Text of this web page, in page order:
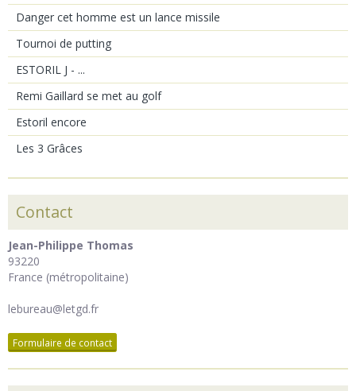
Danger cet homme est un lance missile
Tournoi de putting
ESTORIL J - ...
Remi Gaillard se met au golf
Estoril encore
Les 3 Grâces
Contact
Jean-Philippe Thomas
93220
France (métropolitaine)
lebureau@letgd.fr
Formulaire de contact